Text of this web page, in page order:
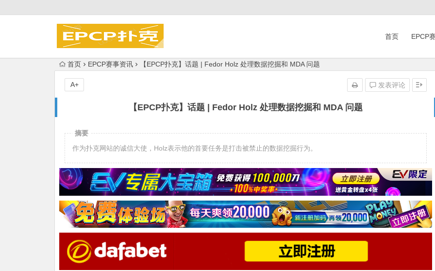
首页 EPCP
首页 EPCP赛事资讯 【EPCP扑克】话题 | Fedor Holz 处理数据挖掘和 MDA 问题
【EPCP扑克】话题 | Fedor Holz 处理数据挖掘和 MDA 问题
发表评论
A+
摘要
作为扑克网站的诚信大使，Holz表示他的首要任务是打击被禁止的数据挖掘行为。